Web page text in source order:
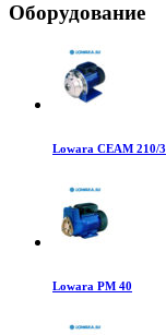
Оборудование
Lowara CEAM 210/3
Lowara PM 40